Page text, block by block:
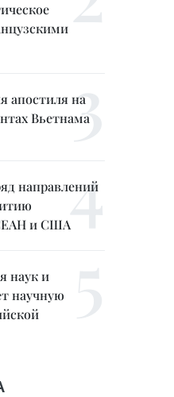
апостиля на
Вьетнама
направлений
и США
наук и
научную